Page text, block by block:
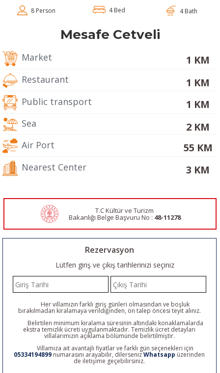
8 Person 4 Bed 4 Bath
Mesafe Cetveli
Market 1 KM
Restaurant 1 KM
Public transport 1 KM
Sea 2 KM
Air Port 55 KM
Nearest Center 3 KM
T.C Kültür ve Turizm
Bakanlığı Belge Başvuru No : 48-11278
Rezervasyon
Lütfen giriş ve çıkış tarihlerinizi seçiniz
Her villamızın farklı giriş günleri olmasından ve boşluk
bırakılmadan kiralamaya verildiğinden, ön talep öncesi teyit alınız.
Belirtilen minimum kiralama süresinin altındaki konaklamalarda
ekstra temizlik ücreti uygulanmaktadır. Temizlik ücret detayları
villalarımızın açıklama bölümünde belirtilmiştir.
Villamıza ait avantajlı fiyatlar ve farklı gün seçenekleri için
05334194899 numarasını arayabilir, dilersenizWhatsapp üzerinden
de iletişime geçebilirsiniz.